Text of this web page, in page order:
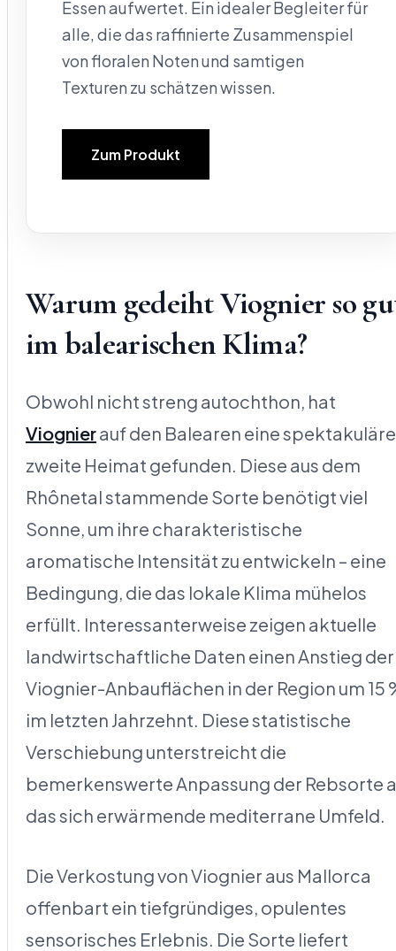
Essen aufwertet. Ein idealer Begleiter für
alle, die das raffinierte Zusammenspiel
von floralen Noten und samtigen
Texturen zu schätzen wissen.
Zum Produkt
Warum gedeiht Viognier so
im balearischen Klima?
Obwohl nicht streng autochthon, hat
Viognierauf den Balearen eine spektakuläre
zweite Heimat gefunden. Diese aus dem
Rhônetal stammende Sorte benötigt viel
Sonne, um ihre charakteristische
aromatische Intensität zu entwickeln – eine
Bedingung, die das lokale Klima mühelos
erfüllt. Interessanterweise zeigen aktuelle
landwirtschaftliche Daten einen Anstieg der
Viognier-Anbauflächen in der Region um 15
im letzten Jahrzehnt. Diese statistische
Verschiebung unterstreicht die
bemerkenswerte Anpassung der Rebsorte
das sich erwärmende mediterrane Umfeld.
Die Verkostung von Viognier aus Mallorca
offenbart ein tiefgründiges, opulentes
sensorisches Erlebnis. Die Sorte liefert